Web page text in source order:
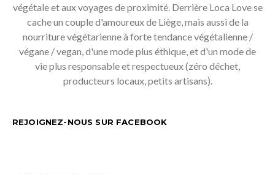
végétale et aux voyages de proximité. Derrière Loca Love se
cache un couple d'amoureux de Liège, mais aussi de la
nourriture végétarienne à forte tendance végétalienne /
végane / vegan, d'une mode plus éthique, et d'un mode de
vie plus responsable et respectueux (zéro déchet,
producteurs locaux, petits artisans).
REJOIGNEZ-NOUS SUR FACEBOOK